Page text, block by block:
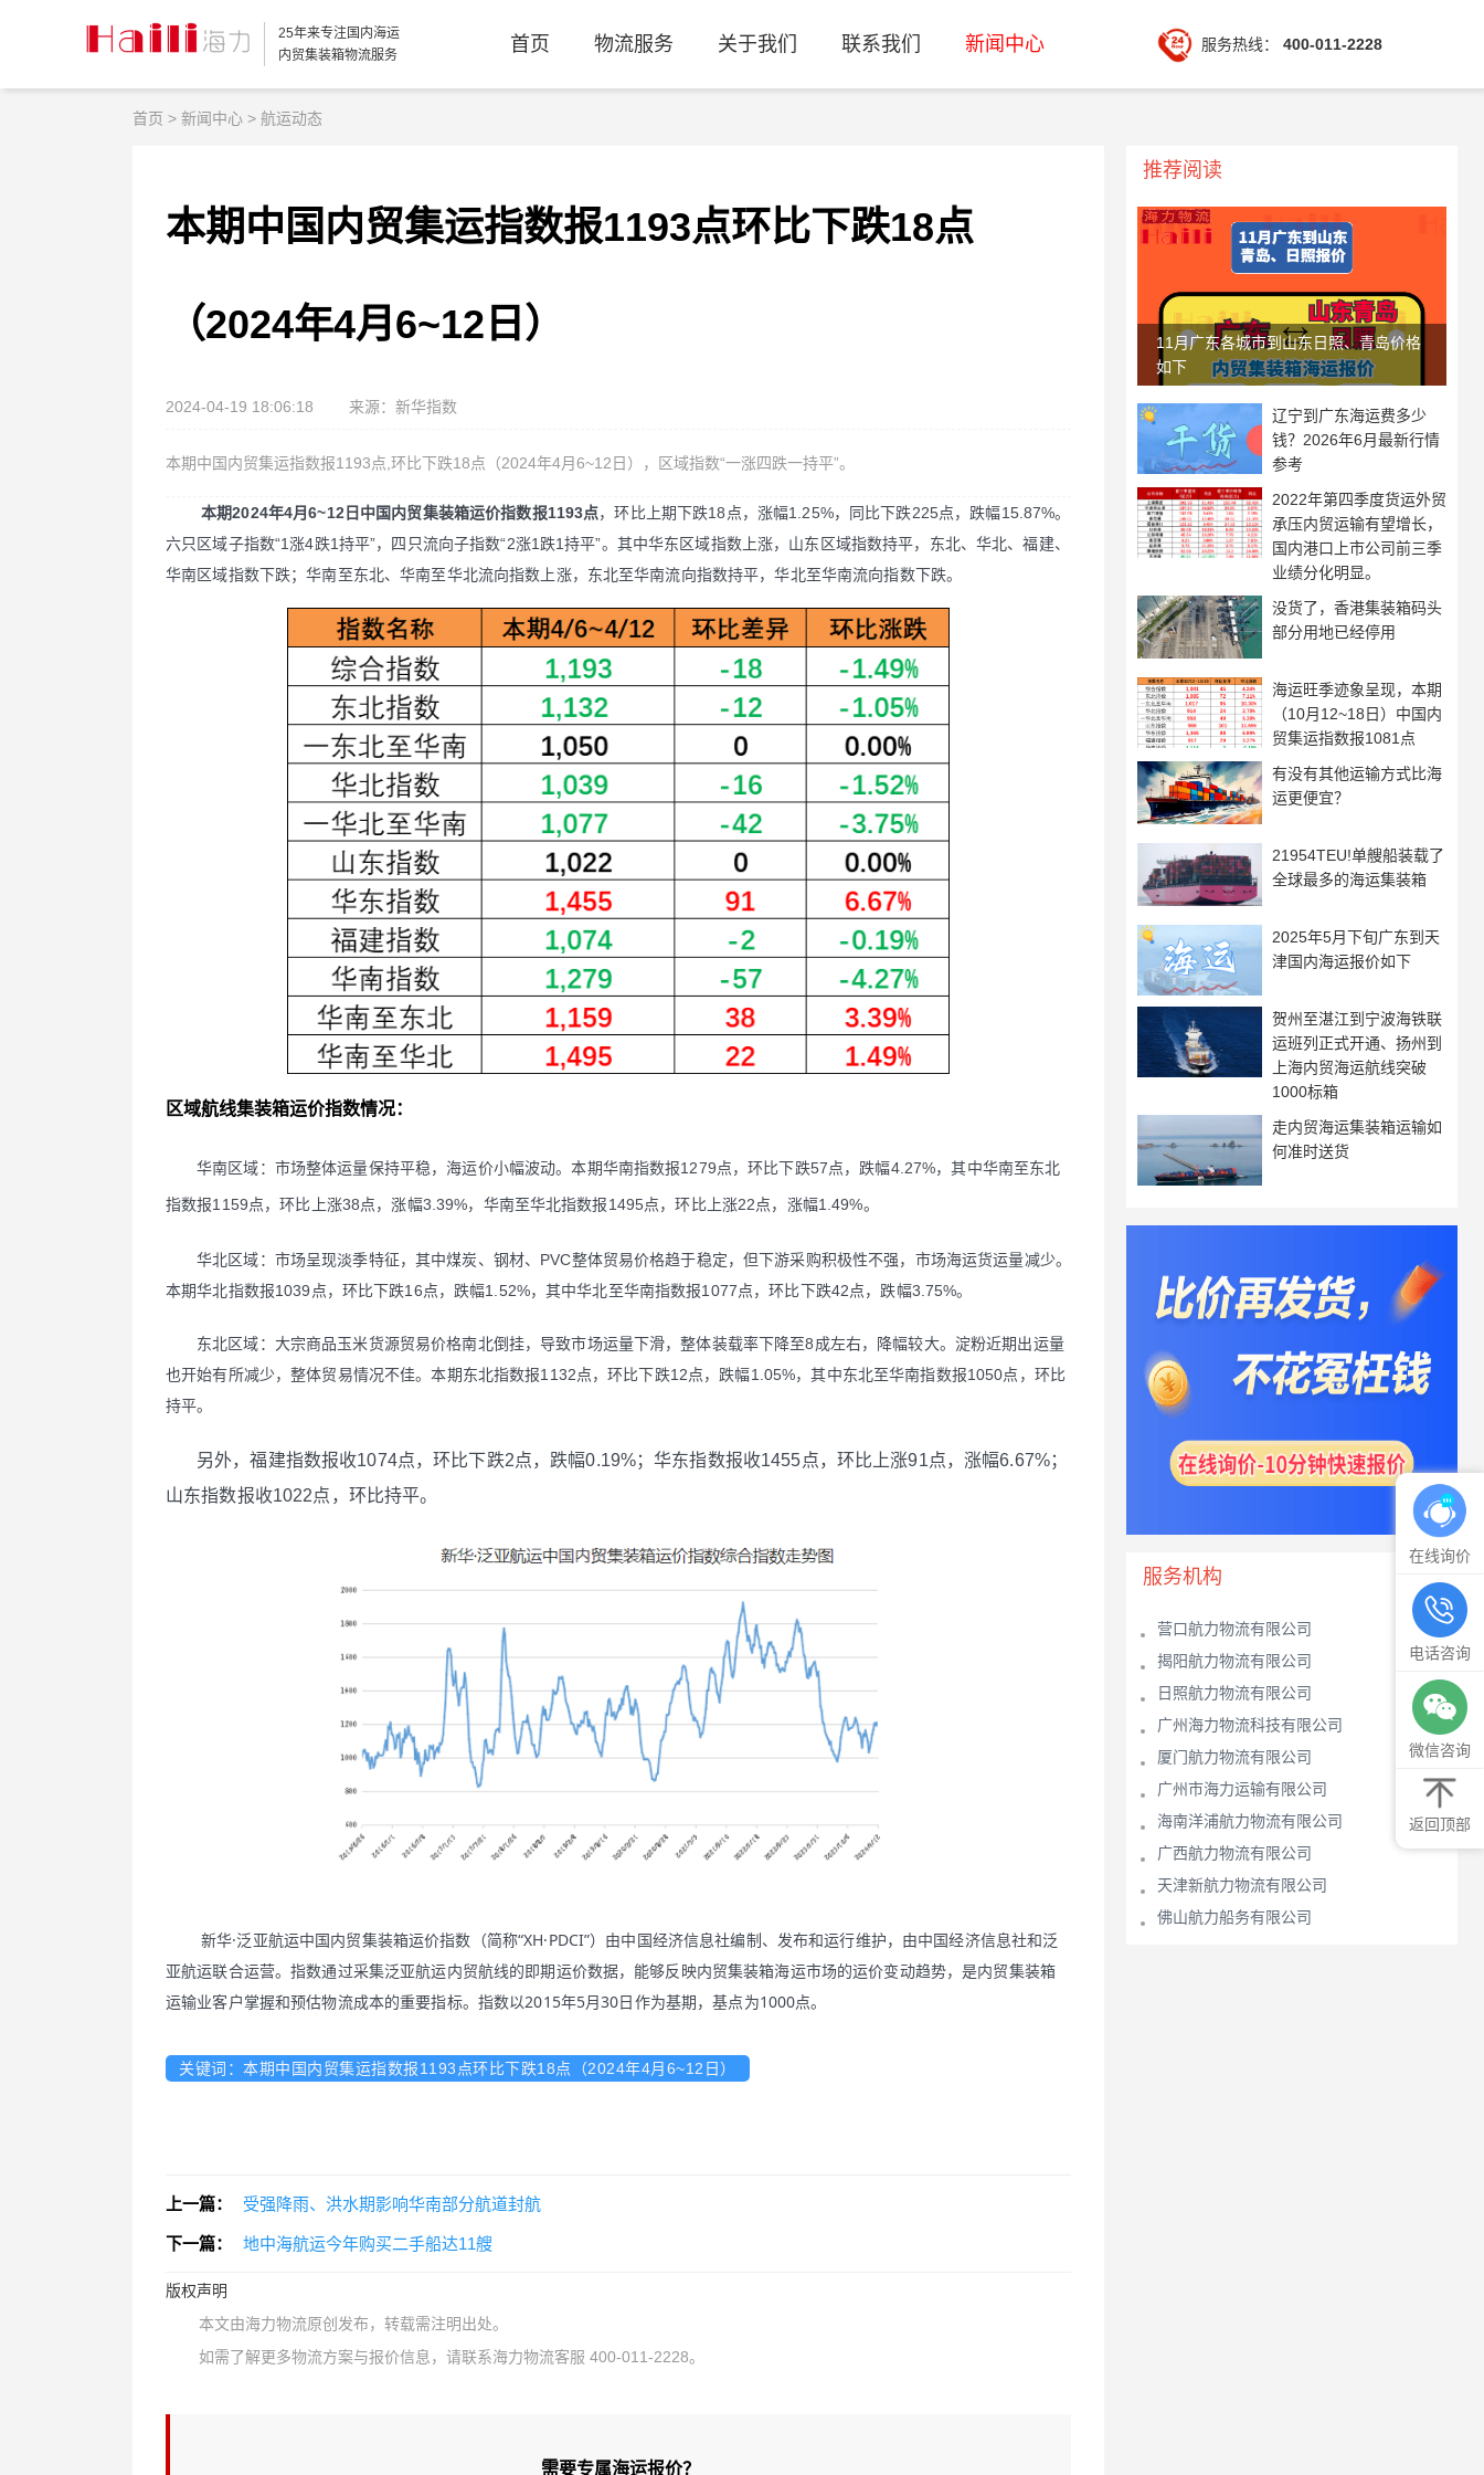
25年来专注国内海运
内贸集装箱物流服务
首页 物流服务 关于我们 联系我们 新闻中心 服务热线： 400-011-2228
首页 > 新闻中心 > 航运动态
本期中国内贸集运指数报1193点环比下跌18点
（2024年4月6~12日）
2024-04-19 18:06:18 来源：新华指数
本期中国内贸集运指数报1193点,环比下跌18点（2024年4月6~12日），区域指数“一涨四跌一持平”。
本期2024年4月6~12日中国内贸集装箱运价指数报1193点，环比上期下跌18点，涨幅1.25%，同比下跌225点，跌幅15.87%。
六只区域子指数“1涨4跌1持平”，四只流向子指数“2涨1跌1持平”。其中华东区域指数上涨，山东区域指数持平，东北、华北、福建、
华南区域指数下跌；华南至东北、华南至华北流向指数上涨，东北至华南流向指数持平，华北至华南流向指数下跌。
区域航线集装箱运价指数情况：
华南区域：市场整体运量保持平稳，海运价小幅波动。本期华南指数报1279点，环比下跌57点，跌幅4.27%，其中华南至东北
指数报1159点，环比上涨38点，涨幅3.39%，华南至华北指数报1495点，环比上涨22点，涨幅1.49%。
华北区域：市场呈现淡季特征，其中煤炭、钢材、PVC整体贸易价格趋于稳定，但下游采购积极性不强，市场海运货运量减少。
本期华北指数报1039点，环比下跌16点，跌幅1.52%，其中华北至华南指数报1077点，环比下跌42点，跌幅3.75%。
东北区域：大宗商品玉米货源贸易价格南北倒挂，导致市场运量下滑，整体装载率下降至8成左右，降幅较大。淀粉近期出运量
也开始有所减少，整体贸易情况不佳。本期东北指数报1132点，环比下跌12点，跌幅1.05%，其中东北至华南指数报1050点，环比
持平。
另外，福建指数报收1074点，环比下跌2点，跌幅0.19%；华东指数报收1455点，环比上涨91点，涨幅6.67%；
山东指数报收1022点，环比持平。
新华·泛亚航运中国内贸集装箱运价指数（简称“XH·PDCI”）由中国经济信息社编制、发布和运行维护，由中国经济信息社和泛
亚航运联合运营。指数通过采集泛亚航运内贸航线的即期运价数据，能够反映内贸集装箱海运市场的运价变动趋势，是内贸集装箱
运输业客户掌握和预估物流成本的重要指标。指数以2015年5月30日作为基期，基点为1000点。
关键词：本期中国内贸集运指数报1193点环比下跌18点（2024年4月6~12日）
上一篇： 受强降雨、洪水期影响华南部分航道封航
下一篇： 地中海航运今年购买二手船达11艘
版权声明
本文由海力物流原创发布，转载需注明出处。
如需了解更多物流方案与报价信息，请联系海力物流客服 400-011-2228。
需要专属海运报价？
推荐阅读
11月广东各城市到山东日照、青岛价格
如下
辽宁到广东海运费多少
钱？2026年6月最新行情
参考
2022年第四季度货运外贸
承压内贸运输有望增长，
国内港口上市公司前三季
业绩分化明显。
没货了，香港集装箱码头
部分用地已经停用
海运旺季迹象呈现，本期
（10月12~18日）中国内
贸集运指数报1081点
有没有其他运输方式比海
运更便宜？
21954TEU!单艘船装载了
全球最多的海运集装箱
2025年5月下旬广东到天
津国内海运报价如下
贺州至湛江到宁波海铁联
运班列正式开通、扬州到
上海内贸海运航线突破
1000标箱
走内贸海运集装箱运输如
何准时送货
服务机构
营口航力物流有限公司
揭阳航力物流有限公司
日照航力物流有限公司
广州海力物流科技有限公司
厦门航力物流有限公司
广州市海力运输有限公司
海南洋浦航力物流有限公司
广西航力物流有限公司
天津新航力物流有限公司
佛山航力船务有限公司
在线询价
电话咨询
微信咨询
返回顶部